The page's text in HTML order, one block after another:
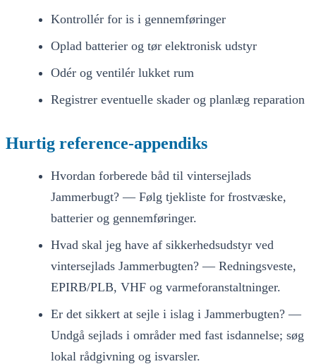
Kontrollér for is i gennemføringer
Oplad batterier og tør elektronisk udstyr
Odér og ventilér lukket rum
Registrer eventuelle skader og planlæg reparation
Hurtig reference-appendiks
Hvordan forberede båd til vintersejlads
Jammerbugt? — Følg tjekliste for frostvæske,
batterier og gennemføringer.
Hvad skal jeg have af sikkerhedsudstyr ved
vintersejlads Jammerbugten? — Redningsveste,
EPIRB/PLB, VHF og varmeforanstaltninger.
Er det sikkert at sejle i islag i Jammerbugten? —
Undgå sejlads i områder med fast isdannelse; søg
lokal rådgivning og isvarsler.